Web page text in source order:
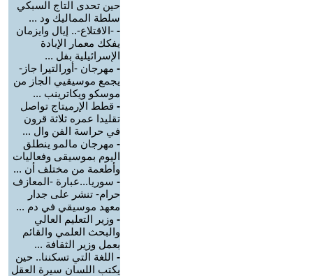
حين تحدى التاج السبكي
سلطة المماليك ود ...
- -الاقتلاع-.. إيال وايزمان
يفكك معمار الإبادة
الإسرائيلية بفل ...
- مهرجان -أورالتيرا جاز-
يجمع موسيقيي الجاز من
موسكو ويكاترينب ...
- قطط الإرميتاج تواصل
تقليدا عمره ثلاثة قرون
في حراسة الفن وال ...
- مهرجان مالمو ينطلق
اليوم بموسيقى وفعاليات
وأطعمة من مختلف أن ...
- سوريا...عبارة -المعازف
حرام- تنشر على جدار
معهد موسيقي في دم ...
- وزير التعليم العالي
والبحث العلمي والقائم
بعمل وزير الثقافة ...
- اللغة التي تسكننا.. حين
يكتب اللسان سيرة العقل